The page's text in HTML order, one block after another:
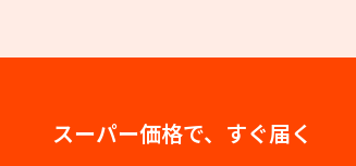
スーパー価格で、すぐ届く